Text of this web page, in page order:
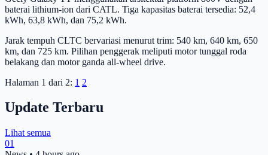
baterai lithium-ion dari CATL. Tiga kapasitas baterai tersedia: 52,4
kWh, 63,8 kWh, dan 75,2 kWh.
Jarak tempuh CLTC bervariasi menurut trim: 540 km, 640 km, 650
km, dan 725 km. Pilihan penggerak meliputi motor tunggal roda
belakang dan motor ganda all-wheel drive.
Halaman 1 dari 2: 1 2
Update Terbaru
Lihat semua
01